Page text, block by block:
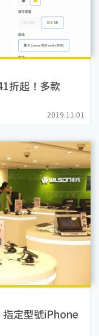
折起！多款
2019.11.01
指定型號iPhone